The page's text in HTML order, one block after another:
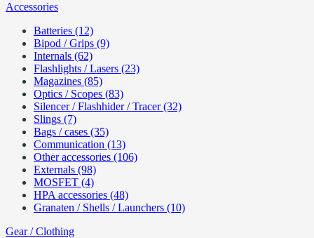
Accessories
Batteries (12)
Bipod / Grips (9)
Internals (62)
Flashlights / Lasers (23)
Magazines (85)
Optics / Scopes (83)
Silencer / Flashhider / Tracer (32)
Slings (7)
Bags / cases (35)
Communication (13)
Other accessories (106)
Externals (98)
MOSFET (4)
HPA accessories (48)
Granaten / Shells / Launchers (10)
Gear / Clothing